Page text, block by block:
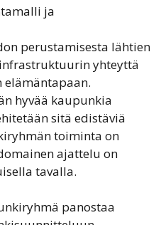
ja
perustamisesta lähtien
yhteyttä
elämäntapaan.
hyvää kaupunkia
sitä edistäviä
toiminta on
ajattelu on
tavalla.
panostaa